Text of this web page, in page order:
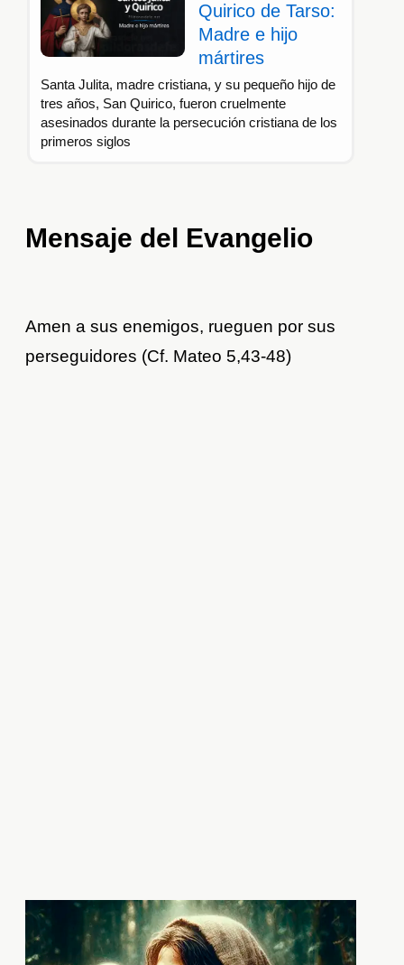
Quirico de Tarso:
Madre e hijo
mártires
Santa Julita, madre cristiana, y su pequeño hijo de
tres años, San Quirico, fueron cruelmente
asesinados durante la persecución cristiana de los
primeros siglos
Mensaje del Evangelio
Amen a sus enemigos, rueguen por sus
perseguidores (Cf. Mateo 5,43-48)